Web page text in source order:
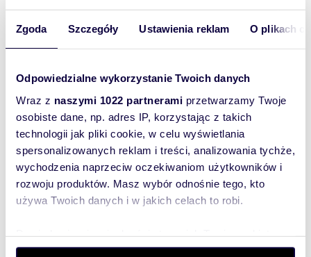
Zgoda Szczegóły Ustawienia reklam O plikach
Odpowiedzialne wykorzystanie Twoich danych
Wraz z naszymi 1022 partnerami przetwarzamy Twoje
osobiste dane, np. adres IP, korzystając z takich
technologii jak pliki cookie, w celu wyświetlania
spersonalizowanych reklam i treści, analizowania tychże,
wychodzenia naprzeciw oczekiwaniom użytkowników i
rozwoju produktów. Masz wybór odnośnie tego, kto
używa Twoich danych i w jakich celach to robi.
dane są przetwarzane oraz ustaw własne preferencje w
Nowoczesne mieszkanie z balkonem i
2 500 zł /mc + czynsz: 700 zł
mieszkanie Szczecin, Centrum, Zielonego
Mostu
Na wynajem elegancko urządzone mieszkanie
położone na 3. piętrze nowoczesnego
apartamentowca przy ul. Zielonego Mostu 8 w
Szczec...